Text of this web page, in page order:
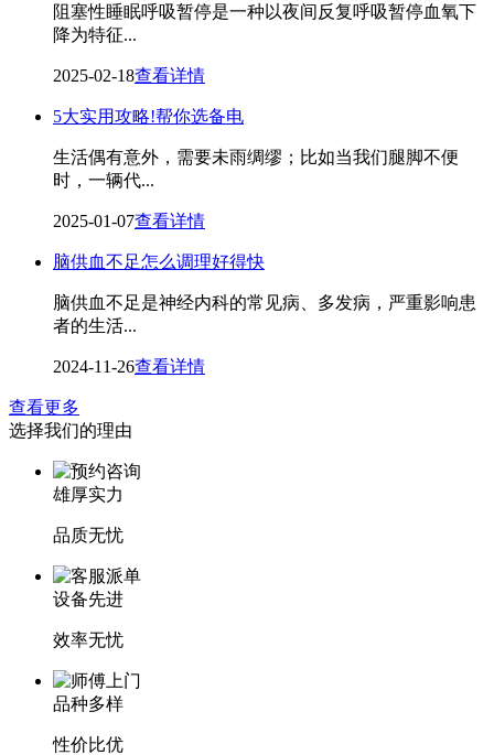
阻塞性睡眠呼吸暂停是一种以夜间反复呼吸暂停血氧下
降为特征...
2025-02-18查看详情
5大实用攻略!帮你选备电
生活偶有意外，需要未雨绸缪；比如当我们腿脚不便
时，一辆代...
2025-01-07查看详情
脑供血不足怎么调理好得快
脑供血不足是神经内科的常见病、多发病，严重影响患
者的生活...
2024-11-26查看详情
查看更多
选择我们的理由
雄厚实力
品质无忧
设备先进
效率无忧
品种多样
性价比优